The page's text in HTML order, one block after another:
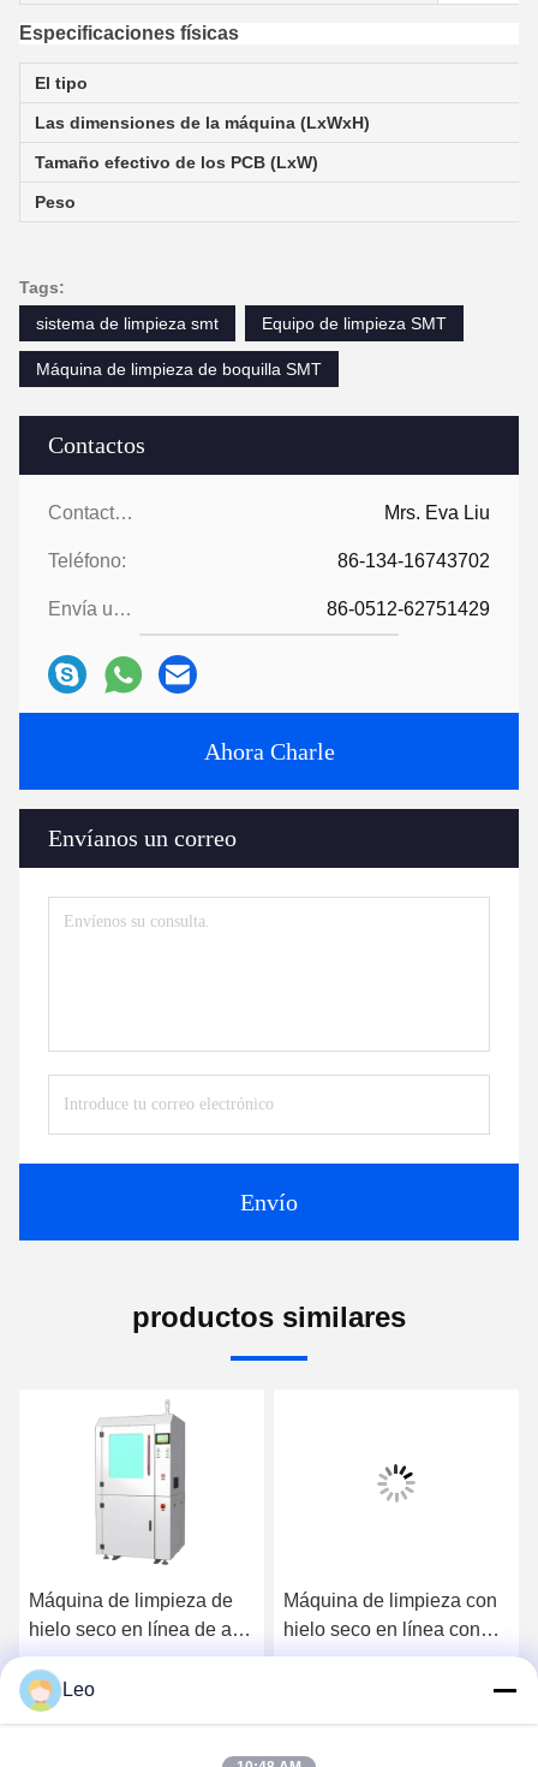
Contactos
Contactos: Mrs. Eva Liu
Teléfono: 86-134-16743702
Envía un fax.: 86-0512-62751429
Ahora Charle
Envíanos un correo
Envío
Especificaciones físicas
El tipo
Las dimensiones de la máquina (LxWxH)
Tamaño efectivo de los PCB (LxW)
Peso
Tags:
sistema de limpieza smt
Equipo de limpieza SMT
Máquina de limpieza de boquilla SMT
productos similares
Máquina de limpieza de
hielo seco en línea de alta
eficiencia con limpieza no
abrasiva
Máquina de limpieza con
hielo seco en línea con
limpieza no abrasiva, sin
Leo